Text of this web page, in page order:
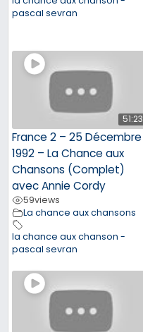
pascal sevran
51:23
France 2 – 25 Décembre
1992 – La Chance aux
Chansons (Complet)
avec Annie Cordy
59views
La chance aux chansons
la chance aux chanson -
pascal sevran